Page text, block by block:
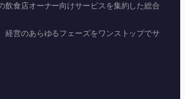
飲食店オーナー向けサービスを集約した総合
経営のあらゆるフェーズをワンストップでサ